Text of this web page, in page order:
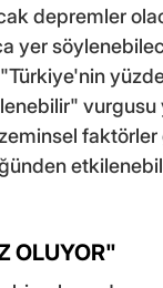
depremler
yer
vurgusu
OLUYOR"